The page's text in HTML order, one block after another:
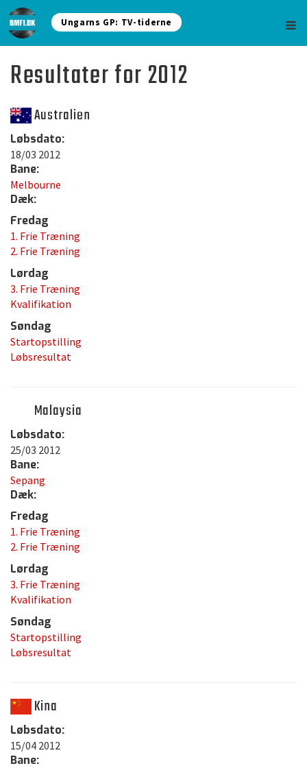
Ungarns GP: TV-tiderne
Resultater for 2012
Australien
Løbsdato:
18/03 2012
Bane:
Melbourne
Dæk:
Fredag
1. Frie Træning
2. Frie Træning
Lørdag
3. Frie Træning
Kvalifikation
Søndag
Startopstilling
Løbsresultat
Malaysia
Løbsdato:
25/03 2012
Bane:
Sepang
Dæk:
Fredag
1. Frie Træning
2. Frie Træning
Lørdag
3. Frie Træning
Kvalifikation
Søndag
Startopstilling
Løbsresultat
Kina
Løbsdato:
15/04 2012
Bane: